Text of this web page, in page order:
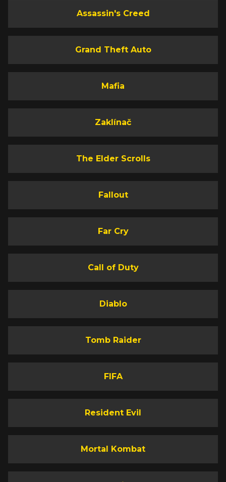
Assassin's Creed
Grand Theft Auto
Mafia
Zaklínač
The Elder Scrolls
Fallout
Far Cry
Call of Duty
Diablo
Tomb Raider
FIFA
Resident Evil
Mortal Kombat